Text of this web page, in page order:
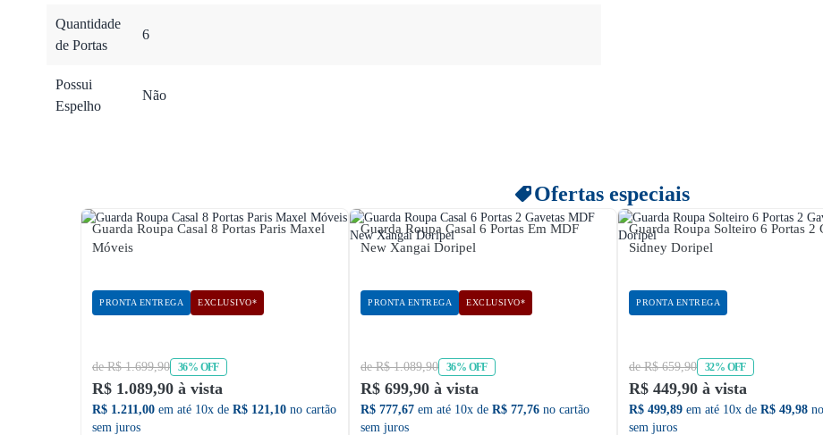
Quantidade
de Portas
6
Possui
Espelho
Não
Ofertas especiais
Guarda Roupa Casal 8 Portas Paris Maxel
Móveis
PRONTA ENTREGA EXCLUSIVO*
de R$ 1.699,90 36% OFF
R$ 1.089,90 à vista
R$ 1.211,00 em até 10x de R$ 121,10 no cartão
sem juros
Guarda Roupa Casal 6 Portas Em MDF
New Xangai Doripel
PRONTA ENTREGA EXCLUSIVO*
de R$ 1.089,90 36% OFF
R$ 699,90 à vista
R$ 777,67 em até 10x de R$ 77,76 no cartão
sem juros
Guarda Roupa Solteiro 6 Portas 2
Sidney Doripel
PRONTA ENTREGA
de R$ 659,90 32% OFF
R$ 449,90 à vista
R$ 499,89 em até 10x de R$ 49,98
sem juros